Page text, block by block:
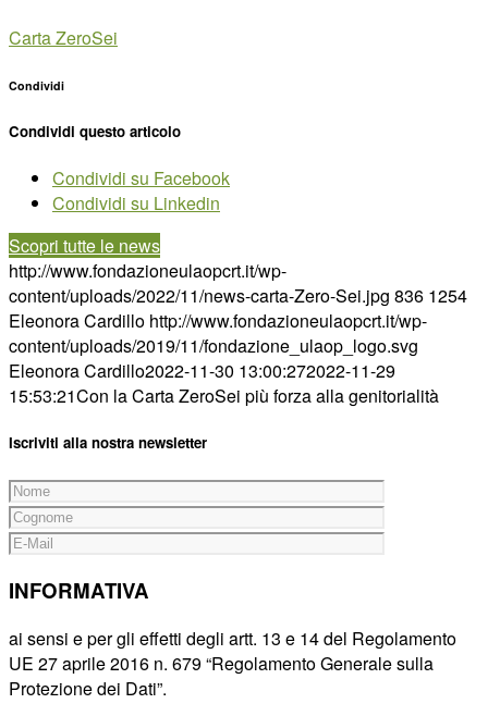
Carta ZeroSei
Condividi
Condividi questo articolo
Condividi su Facebook
Condividi su Linkedin
Scopri tutte le news
http://www.fondazioneulaopcrt.it/wp-
content/uploads/2022/11/news-carta-Zero-Sei.jpg 836 1254
Eleonora Cardillo http://www.fondazioneulaopcrt.it/wp-
content/uploads/2019/11/fondazione_ulaop_logo.svg
Eleonora Cardillo2022-11-30 13:00:272022-11-29
15:53:21Con la Carta ZeroSei più forza alla genitorialità
Iscriviti alla nostra newsletter
INFORMATIVA
ai sensi e per gli effetti degli artt. 13 e 14 del Regolamento
UE 27 aprile 2016 n. 679 “Regolamento Generale sulla
Protezione dei Dati”.